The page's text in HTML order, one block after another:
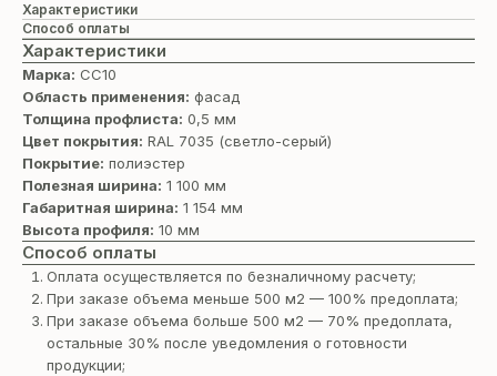
Характеристики
Способ оплаты
Характеристики
Марка: СС10
Область применения: фасад
Толщина профлиста: 0,5 мм
Цвет покрытия: RAL 7035 (cветло-серый)
Покрытие: полиэстер
Полезная ширина: 1 100 мм
Габаритная ширина: 1 154 мм
Высота профиля: 10 мм
Способ оплаты
Оплата осуществляется по безналичному расчету;
При заказе объема меньше 500 м2 — 100% предоплата;
При заказе объема больше 500 м2 — 70% предоплата,
остальные 30% после уведомления о готовности
продукции;